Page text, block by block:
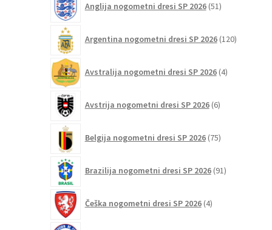
Anglija nogometni dresi SP 2026 51izdelkov
Argentina nogometni dresi SP 2026 120izdelkov
Avstralija nogometni dresi SP 2026 4izdelki
Avstrija nogometni dresi SP 2026 6izdelkov
Belgija nogometni dresi SP 2026 75izdelkov
Brazilija nogometni dresi SP 2026 91izdelkov
Češka nogometni dresi SP 2026 4izdelki